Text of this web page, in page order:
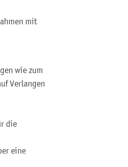
mit
wie zum
Verlangen
die
eine